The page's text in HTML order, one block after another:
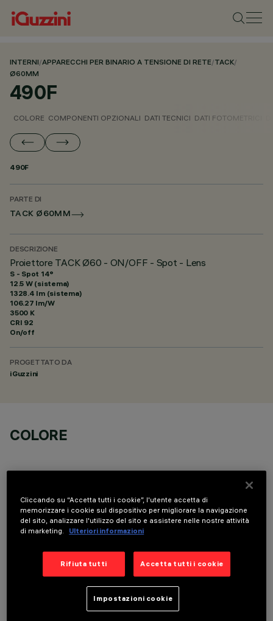
INTERNI/APPARECCHI PER BINARIO A TENSIONE DI RETE/TACK/
Ø60MM
490F
COLORE COMPONENTI OPZIONALI DATI TECNICI DATI FOTOMETRICI
490F
PARTE DI
TACK Ø60MM
DESCRIZIONE
Proiettore TACK Ø60 - ON/OFF - Spot - Lens
S - Spot 14°
12.5 W (sistema)
1328.4 lm (sistema)
106.27 lm/W
3500 K
CRI 92
On/off
PROGETTATO DA
iGuzzini
COLORE
COMPONENTI OPZIONALI
DATI TECNICI
Cliccando su “Accetta tutti i cookie”, l'utente accetta di
memorizzare i cookie sul dispositivo per migliorare la navigazione
del sito, analizzare l'utilizzo del sito e assistere nelle nostre attività
di marketing.
Ulteriori informazioni
Rifiuta tutti Accetta tutti i cookie
Impostazioni cookie